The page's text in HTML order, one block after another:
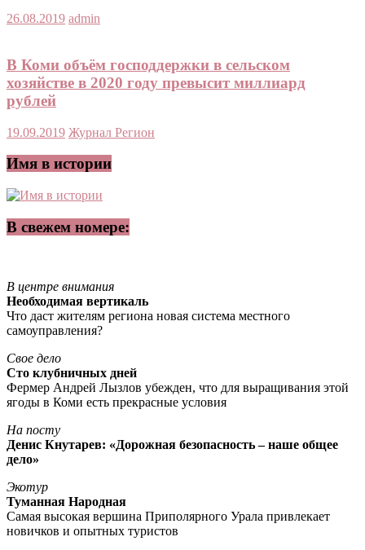
26.08.2019 admin
В Коми объём господдержки в сельском
хозяйстве в 2020 году превысит миллиард
рублей
19.09.2019 Журнал Регион
Имя в истории
В свежем номере:
В центре внимания
Необходимая вертикаль
Что даст жителям региона новая система местного
самоуправления?
Свое дело
Сто клубничных дней
Фермер Андрей Лызлов убежден, что для выращивания этой
ягоды в Коми есть прекрасные условия
На посту
Денис Кнутарев: «Дорожная безопасность – наше общее
дело»
Экотур
Туманная Народная
Самая высокая вершина Приполярного Урала привлекает
новичков и опытных туристов